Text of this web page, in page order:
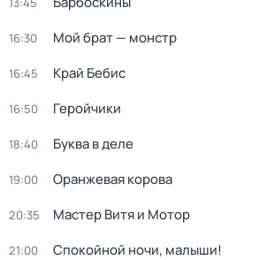
16:30 Мой брат — монстр
16:45 Край Бебис
16:50 Геройчики
18:40 Буква в деле
19:00 Оранжевая корова
20:35 Мастер Витя и Мотор
21:00 Спокойной ночи, малыши!